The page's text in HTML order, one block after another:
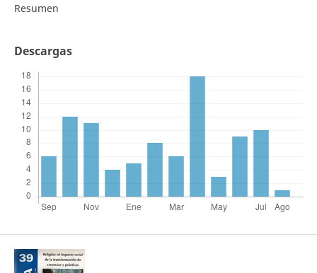
Resumen
Descargas